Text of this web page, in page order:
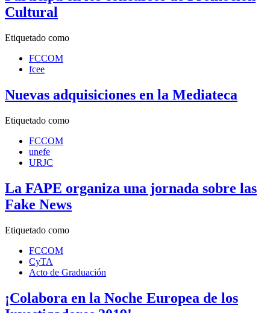
Cultural
Etiquetado como
FCCOM
fcee
Nuevas adquisiciones en la Mediateca
Etiquetado como
FCCOM
unefe
URJC
La FAPE organiza una jornada sobre las
Fake News
Etiquetado como
FCCOM
CyTA
Acto de Graduación
¡Colabora en la Noche Europea de los